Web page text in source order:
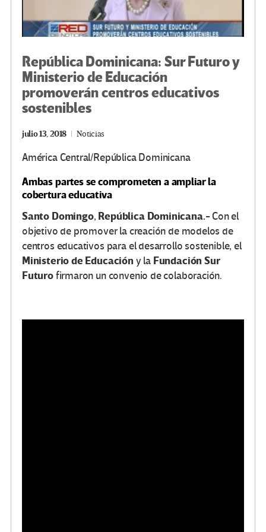
República Dominicana: Sur Futuro y
Ministerio de Educación
promoverán centros educativos
sostenibles
julio 13, 2018 Noticias
América Central/República Dominicana
Ambas partes se comprometen a ampliar la
cobertura educativa
Santo Domingo, República Dominicana.-Con el
objetivo de promover la creación de modelos de
centros educativos para el desarrollo sostenible, el
Ministerio de Educación y la Fundación Sur
Futurofirmaron un convenio de colaboración.